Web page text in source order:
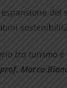
tra turismo
prof. Marco